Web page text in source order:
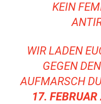
KEIN
WIR LADEN
GEGEN
AUFMARSCH
17. FEBRUAR